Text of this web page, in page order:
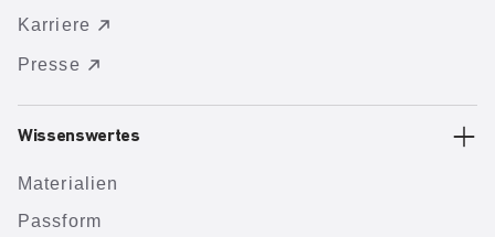
Karriere
Presse
Wissenswertes
Materialien
Passform